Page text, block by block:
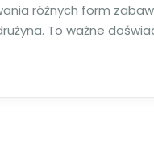
różnych form
To ważne